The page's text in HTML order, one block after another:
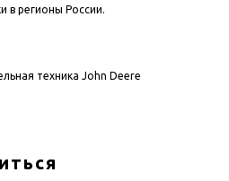
в регионы России.
техника John Deere